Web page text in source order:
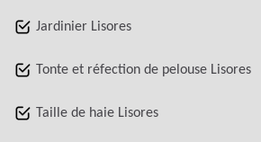
Jardinier Lisores
Tonte et réfection de pelouse Lisores
Taille de haie Lisores